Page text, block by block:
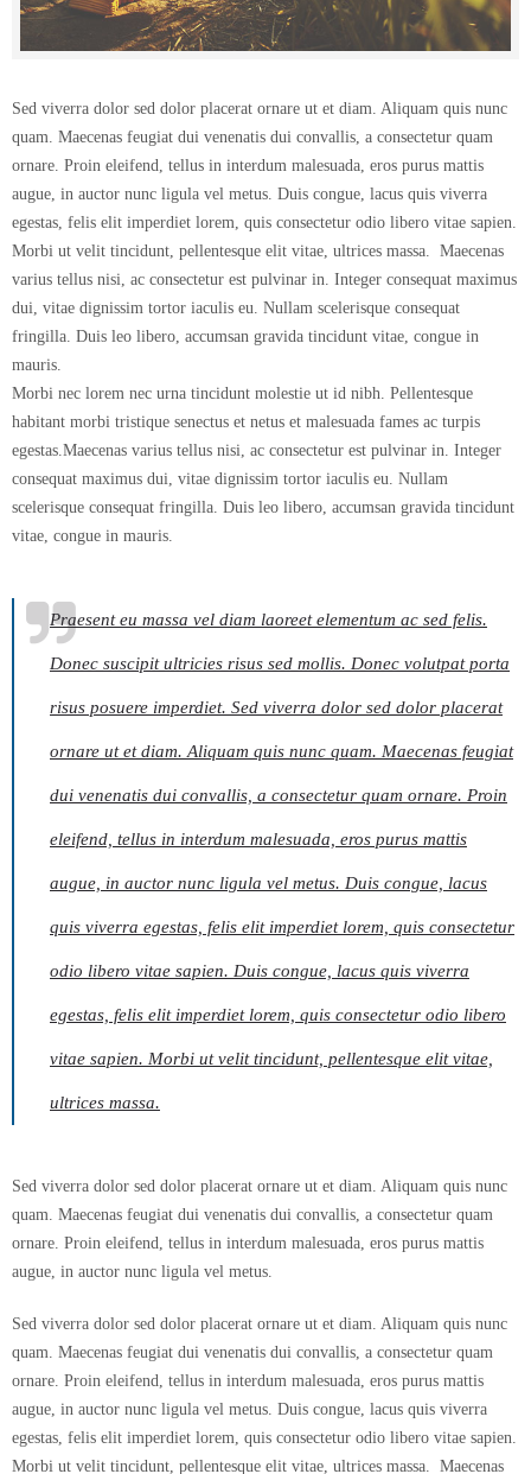
Sed viverra dolor sed dolor placerat ornare ut et diam. Aliquam quis nunc
quam. Maecenas feugiat dui venenatis dui convallis, a consectetur quam
ornare. Proin eleifend, tellus in interdum malesuada, eros purus mattis
augue, in auctor nunc ligula vel metus. Duis congue, lacus quis viverra
egestas, felis elit imperdiet lorem, quis consectetur odio libero vitae sapien.
Morbi ut velit tincidunt, pellentesque elit vitae, ultrices massa. Maecenas
varius tellus nisi, ac consectetur est pulvinar in. Integer consequat maximus
dui, vitae dignissim tortor iaculis eu. Nullam scelerisque consequat
fringilla. Duis leo libero, accumsan gravida tincidunt vitae, congue in
mauris.
Morbi nec lorem nec urna tincidunt molestie ut id nibh. Pellentesque
habitant morbi tristique senectus et netus et malesuada fames ac turpis
egestas.Maecenas varius tellus nisi, ac consectetur est pulvinar in. Integer
consequat maximus dui, vitae dignissim tortor iaculis eu. Nullam
scelerisque consequat fringilla. Duis leo libero, accumsan gravida tincidunt
vitae, congue in mauris.
Praesent eu massa vel diam laoreet elementum ac sed felis.
Donec suscipit ultricies risus sed mollis. Donec volutpat porta
risus posuere imperdiet. Sed viverra dolor sed dolor placerat
ornare ut et diam. Aliquam quis nunc quam. Maecenas feugiat
dui venenatis dui convallis, a consectetur quam ornare. Proin
eleifend, tellus in interdum malesuada, eros purus mattis
augue, in auctor nunc ligula vel metus. Duis congue, lacus
quis viverra egestas, felis elit imperdiet lorem, quis consectetur
odio libero vitae sapien. Duis congue, lacus quis viverra
egestas, felis elit imperdiet lorem, quis consectetur odio libero
vitae sapien. Morbi ut velit tincidunt, pellentesque elit vitae,
ultrices massa.
Sed viverra dolor sed dolor placerat ornare ut et diam. Aliquam quis nunc
quam. Maecenas feugiat dui venenatis dui convallis, a consectetur quam
ornare. Proin eleifend, tellus in interdum malesuada, eros purus mattis
augue, in auctor nunc ligula vel metus.
Sed viverra dolor sed dolor placerat ornare ut et diam. Aliquam quis nunc
quam. Maecenas feugiat dui venenatis dui convallis, a consectetur quam
ornare. Proin eleifend, tellus in interdum malesuada, eros purus mattis
augue, in auctor nunc ligula vel metus. Duis congue, lacus quis viverra
egestas, felis elit imperdiet lorem, quis consectetur odio libero vitae sapien.
Morbi ut velit tincidunt, pellentesque elit vitae, ultrices massa. Maecenas